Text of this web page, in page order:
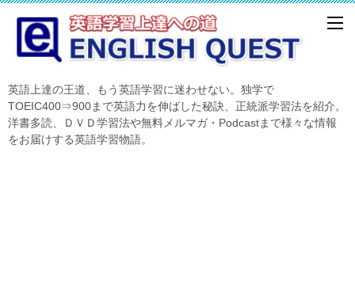
英語上達の王道、もう英語学習に迷わせない。独学で
TOEIC400⇒900まで英語力を伸ばした秘訣、正統派学習法を紹介。
洋書多読、ＤＶＤ学習法や無料メルマガ・Podcastまで様々な情報
をお届けする英語学習物語。